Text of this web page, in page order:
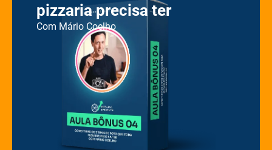
pizzaria precisa ter
Com Mário Coelho